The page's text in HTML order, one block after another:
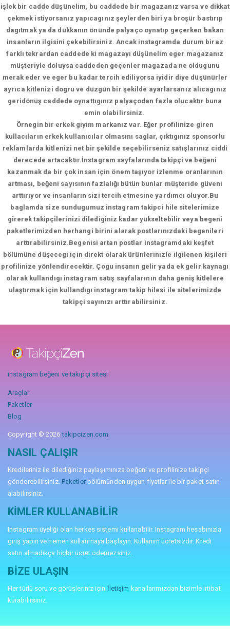
işlek bir cadde düşünelim, bu caddede bir magazanız varsa ve dikkat
çekmek istiyorsanız yapıcagınız şeylerden biri ya broşür bastırıp
dagıtmak ya da dükkanın önünde palyaço oynatıp geçerken bakan
insanların ilgisini çekebilirsiniz. Ancak instagramda durum biraz
farklı tekrardan caddede ki magazayı düşünelim eger magazanız
müşteriyle doluysa caddeden geçenler magazada ne oldugunu
merak eder ve eger bu kadar tercih ediliyorsa iyidir diye düşünürler
ayrıca kitlenizi dogru ve düzgün bir şekilde ayarlarsanız alıcagınız
geridönüş caddede oynattıgınız palyaçodan fazla olucaktır buna
emin olabilirsiniz.
Örnegin bir erkek giyim markanız var. Eğer profilinize giren
kullacıların erkek kullanıcılar olmasını saglar, çıktıgınız sponsorlu
reklamlarda kitlenizi net bir şekilde seçebilirseniz satışlarınız ciddi
derecede artacaktır.İnstagram sayfalarında takipçi ve beğeni
kazanmak da bir çok insan için önem taşıyor izlenme oranlarının
artması, beğeni sayısının fazlalığı bütün bunlar müşteride güveni
arttırıyor ve insanların sizi tercih etmesine yardımcı oluyor.Bu
baglamda size sundugumuz instagram takipci hile sitelerimize
girerek takipçilerinizi dilediginiz kadar yükseltebilir veya begeni
paketlerimizden herhangi birini alarak postlarınızdaki begenileri
arttırabilirsiniz.Begenisi artan postlar instagramdaki keşfet
bölümüne düşecegi için direkt olarak ürünlerinizle ilgilenen kişileri
profilinize yönlendirecektir. Çogu insanın gelir yada ek gelir kaynagı
olarak kullandıgı instagram satış sayfalarının daha geniş kitlelere
ulaştırmak için kullandıgı instagram takip hilesi ile sitelerimizde
takipçi sayınızı arttırabilirsiniz.
instagram beğeni ve takipçi sitesi
Araçlar
Paketler
Blog
Copyright © 2026takipcizen.com
NASIL ÇALIŞIR
Kredileriniz ile dilediğiniz paylaşımınıza beğeni ve profilinize takipçi
gönderebilirsiniz. Paketlerbölümünden uygun fiyatlar ile bir paket satın
alabilirsiniz.
KIMLER KULLANABILIR
Instagram üyeliği olan herkes sistemi kullanabilir. Instagram hesabınızla
giriş yapın ve hemen kullanmaya başlayın. Kullanım ücretsizdir. Kredi
satın almadıkça hiçbir ücret ödemezsiniz.
BIZE ULAŞIN
Her türlü soru ve görüşleriniz için İletişim kanallarımızdan bizimle irtibat
kurabilirsiniz.